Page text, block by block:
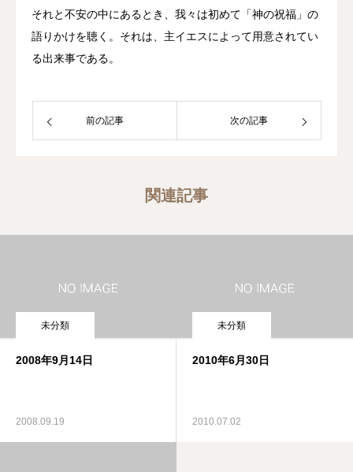
それと不安の中にあるとき、我々は初めて「神の祝福」の
語りかけを聴く。それは、主イエスによって用意されてい
る出来事である。
前の記事 次の記事
関連記事
未分類
2008年9月14日
2008.09.19
未分類
2010年6月30日
2010.07.02